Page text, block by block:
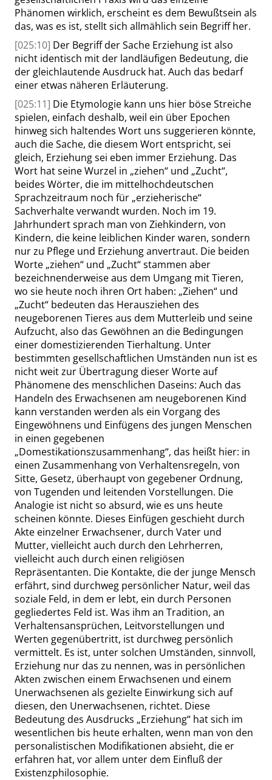
Phänomen wirklich, erscheint es dem Bewußtsein als
das, was es ist, stellt sich allmählich sein Begriff her.
[025:10] Der Begriff der Sache Erziehung ist also
nicht identisch mit der landläufigen Bedeutung, die
der gleichlautende Ausdruck hat. Auch das bedarf
einer etwas näheren Erläuterung.
[025:11] Die Etymologie kann uns hier böse Streiche
spielen, einfach deshalb, weil ein über Epochen
hinweg sich haltendes Wort uns suggerieren könnte,
auch die Sache, die diesem Wort entspricht, sei
gleich, Erziehung sei eben immer Erziehung. Das
Wort hat seine Wurzel in „ziehen“ und „Zucht“,
beides Wörter, die im mittelhochdeutschen
Sprachzeitraum noch für „erzieherische“
Sachverhalte verwandt wurden. Noch im 19.
Jahrhundert sprach man von Ziehkindern, von
Kindern, die keine leiblichen Kinder waren, sondern
nur zu Pflege und Erziehung anvertraut. Die beiden
Worte „ziehen“ und „Zucht“stammen aber
bezeichnenderweise aus dem Umgang mit Tieren,
wo sie heute noch ihren Ort haben: „Ziehen“ und
„Zucht“ bedeuten das Herausziehen des
neugeborenen Tieres aus dem Mutterleib und seine
Aufzucht, also das Gewöhnen an die Bedingungen
einer domestizierenden Tierhaltung. Unter
bestimmten gesellschaftlichen Umständen nun ist es
nicht weit zur Übertragung dieser Worte auf
Phänomene des menschlichen Daseins: Auch das
Handeln des Erwachsenen am neugeborenen Kind
kann verstanden werden als ein Vorgang des
Eingewöhnens und Einfügens des jungen Menschen
in einen gegebenen
„Domestikationszusammenhang“, das heißt hier: in
einen Zusammenhang von Verhaltensregeln, von
Sitte, Gesetz, überhaupt von gegebener Ordnung,
von Tugenden und leitenden Vorstellungen. Die
Analogie ist nicht so absurd, wie es uns heute
scheinen könnte. Dieses Einfügen geschieht durch
Akte einzelner Erwachsener, durch Vater und
Mutter, vielleicht auch durch den Lehrherren,
vielleicht auch durch einen religiösen
Repräsentanten. Die Kontakte, die der junge Mensch
erfährt, sind durchweg persönlicher Natur, weil das
soziale Feld, in dem er lebt, ein durch Personen
gegliedertes Feld ist. Was ihm an Tradition, an
Verhaltensansprüchen, Leitvorstellungen und
Werten gegenübertritt, ist durchweg persönlich
vermittelt. Es ist, unter solchen Umständen, sinnvoll,
Erziehung nur das zu nennen, was in persönlichen
Akten zwischen einem Erwachsenen und einem
Unerwachsenen als gezielte Einwirkung sich auf
diesen, den Unerwachsenen, richtet. Diese
Bedeutung des Ausdrucks „Erziehung“ hat sich im
wesentlichen bis heute erhalten, wenn man von den
personalistischen Modifikationen absieht, die er
erfahren hat, vor allem unter dem Einfluß der
Existenzphilosophie.